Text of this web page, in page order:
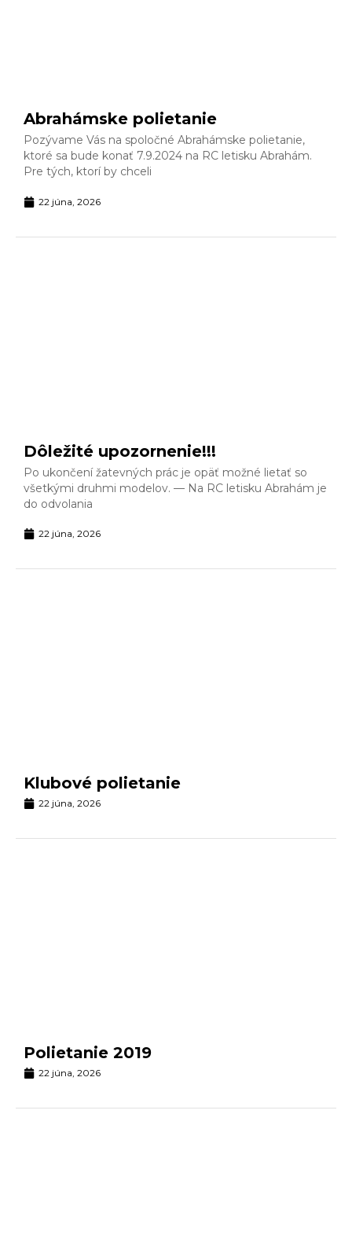
Abrahámske polietanie
Pozývame Vás na spoločné Abrahámske polietanie,
ktoré sa bude konať 7.9.2024 na RC letisku Abrahám.
Pre tých, ktorí by chceli
22 júna, 2026
Dôležité upozornenie!!!
Po ukončení žatevných prác je opäť možné lietať so
všetkými druhmi modelov. — Na RC letisku Abrahám je
do odvolania
22 júna, 2026
Klubové polietanie
22 júna, 2026
Polietanie 2019
22 júna, 2026